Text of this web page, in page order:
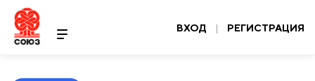
ВХОД | РЕГИСТРАЦИЯ